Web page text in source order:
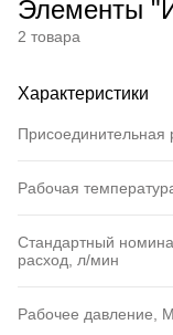
Элементы
2 товара
Характеристики
Присоединительная
Рабочая
Стандартный
расход, л/мин
Рабочее давление,